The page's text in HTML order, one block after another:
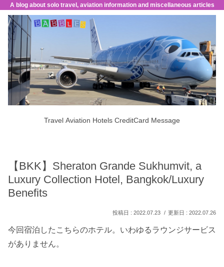
A blog about solo travel, aviation information and miscellaneous articles
Travel Aviation Hotels CreditCard Message
【BKK】Sheraton Grande Sukhumvit, a
Luxury Collection Hotel, Bangkok/Luxury
Benefits
2022.07.23 2022.07.26
今回宿泊したこちらのホテル。いわゆるラウンジサービス
がありません。